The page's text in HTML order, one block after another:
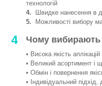
технологій
4. Швидке нанесення в
5. Можливості вибору
4 Чому вибирають
• Висока якість аплікацій
• Великий асортимент і
• Обмін і повернення
• Індивідуальний підхід,